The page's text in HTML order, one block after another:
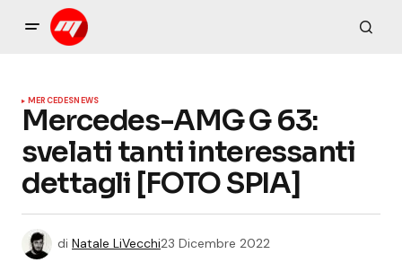
MERCEDESNEWS
Mercedes-AMG G 63:
svelati tanti interessanti
dettagli [FOTO SPIA]
di Natale LiVecchi23 Dicembre 2022